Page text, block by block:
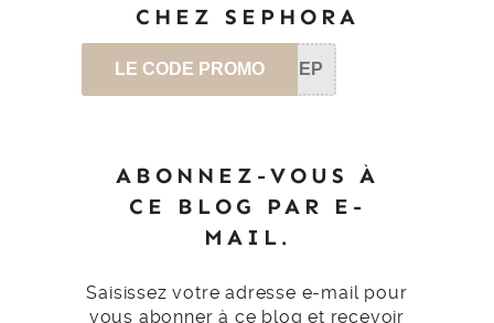
CHEZ SEPHORA
LE CODE PROMO SEP
ABONNEZ-VOUS À
CE BLOG PAR E-
MAIL.
Saisissez votre adresse e-mail pour
vous abonner à ce blog et recevoir